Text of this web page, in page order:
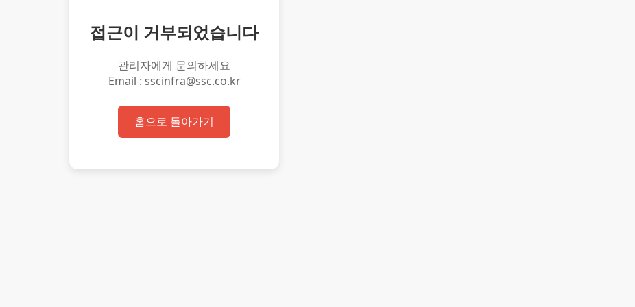
접근이 거부되었습니다
관리자에게 문의하세요
Email : sscinfra@ssc.co.kr
홈으로 돌아가기